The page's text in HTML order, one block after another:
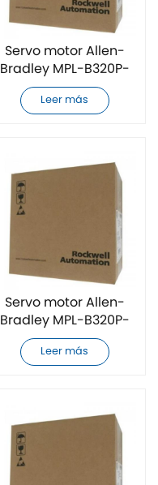
Servo motor Allen-
Bradley MPL-B320P-
SJ72AA totalmente
nuevo
Leer más
Servo motor Allen-
Bradley MPL-B320P-
RK72AA totalmente
nuevo
Leer más